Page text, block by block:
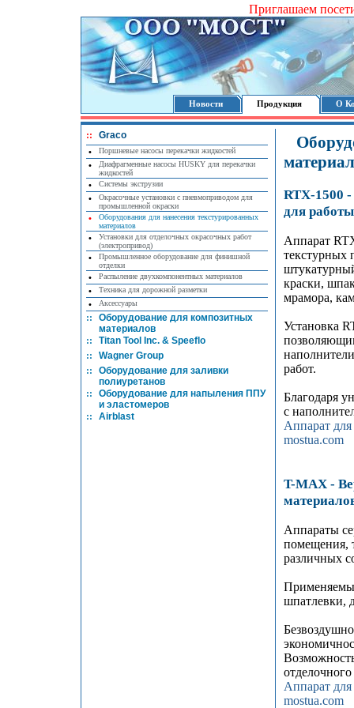
Приглашаем
Новости Продукция О
:: Graco
• Поршневые насосы перекачки жидкостей
•
Диафрагменные насосы HUSKY для перекачки
жидкостей
• Системы экструзии
•
Окрасочные установки с пневмоприводом для
промышленной окраски
•
Оборудования для нанесения текстурированных
материалов
•
Установки для отделочных окрасочных работ
(электропривод)
•
Промышленное оборудование для финишной
отделки
• Распыление двухкомпонентных материалов
• Техника для дорожной разметки
• Аксессуары
::
Оборудование для композитных
материалов
::
Titan Tool Inc. & Speeflo
::
Wagner Group
::
Оборудование для заливки
полиуретанов
::
Оборудование для напыления ППУ
и эластомеров
::
Airblast
RTX-1500
для
Аппарат
текстурных
краски,
мрамора,
Установка
работ.
Благодаря
с
Аппарат
mostua.com
T-MAX -
Аппараты
помещения,
различных
шпатлевки,
отделочного
Аппарат
mostua.com